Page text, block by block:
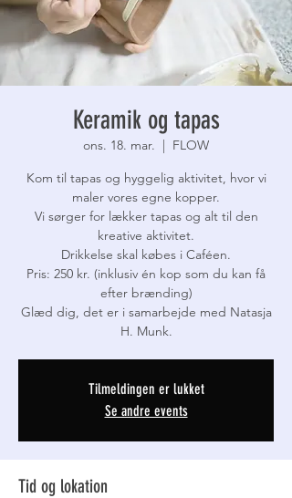
Keramik og tapas
ons. 18. mar.
  |
FLOW
Kom til tapas og hyggelig aktivitet, hvor vi
maler vores egne kopper.
Vi sørger for lækker tapas og alt til den
kreative aktivitet.
Drikkelse skal købes i Caféen.
Pris: 250 kr. (inklusiv én kop som du kan få
efter brænding)
Glæd dig, det er i samarbejde med Natasja
Tilmeldingen er lukket
Se andre events
Tid og lokation